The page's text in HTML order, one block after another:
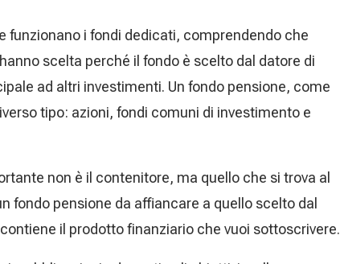
funzionano i fondi dedicati, comprendendo che
scelta perché il fondo è scelto dal datore di
ad altri investimenti. Un fondo pensione, come
tipo: azioni, fondi comuni di investimento e
non è il contenitore, ma quello che si trova al
fondo pensione da affiancare a quello scelto dal
il prodotto finanziario che vuoi sottoscrivere.